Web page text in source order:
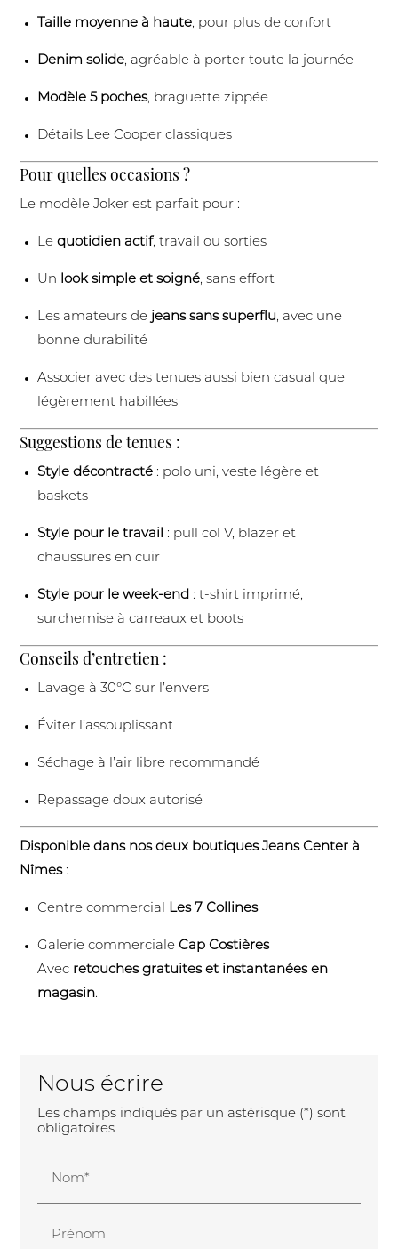
Taille moyenne à haute, pour plus de confort
Denim solide, agréable à porter toute la journée
Modèle 5 poches, braguette zippée
Détails Lee Cooper classiques
Pour quelles occasions ?
Le modèle Joker est parfait pour :
Lequotidien actif, travail ou sorties
Un look simple et soigné, sans effort
Les amateurs de jeans sans superflu, avec une
bonne durabilité
Associer avec des tenues aussi bien casual que
légèrement habillées
Suggestions de tenues :
Style décontracté : polo uni, veste légère et
baskets
Style pour le travail : pull col V, blazer et
chaussures en cuir
Style pour le week-end : t-shirt imprimé,
surchemise à carreaux et boots
Conseils d’entretien :
Lavage à 30°C sur l’envers
Éviter l’assouplissant
Séchage à l’air libre recommandé
Repassage doux autorisé
Disponible dans nos deux boutiques Jeans Center à
Nîmes:
Centre commercial Les 7 Collines
Galerie commercialeCap Costières
Avec retouches gratuites et instantanées en
magasin.
Nous écrire
Les champs indiqués par un astérisque (*) sont
obligatoires
Nom*
Prénom